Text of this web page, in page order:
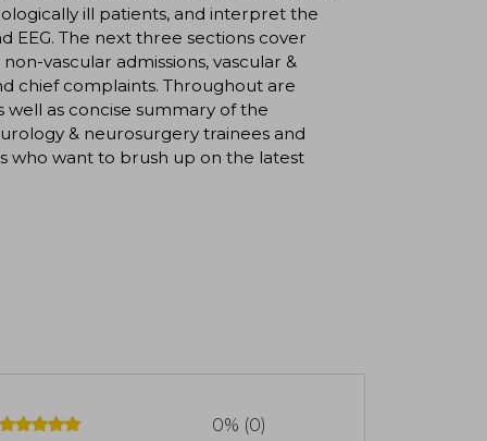
ill patients, and interpret the
EEG. The next three sections cover
vascular admissions, vascular &
chief complaints. Throughout are
well as concise summary of the
& neurosurgery trainees and
who want to brush up on the latest
0% (0)